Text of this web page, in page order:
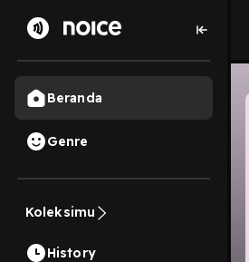
Beranda
Genre
Koleksimu
History